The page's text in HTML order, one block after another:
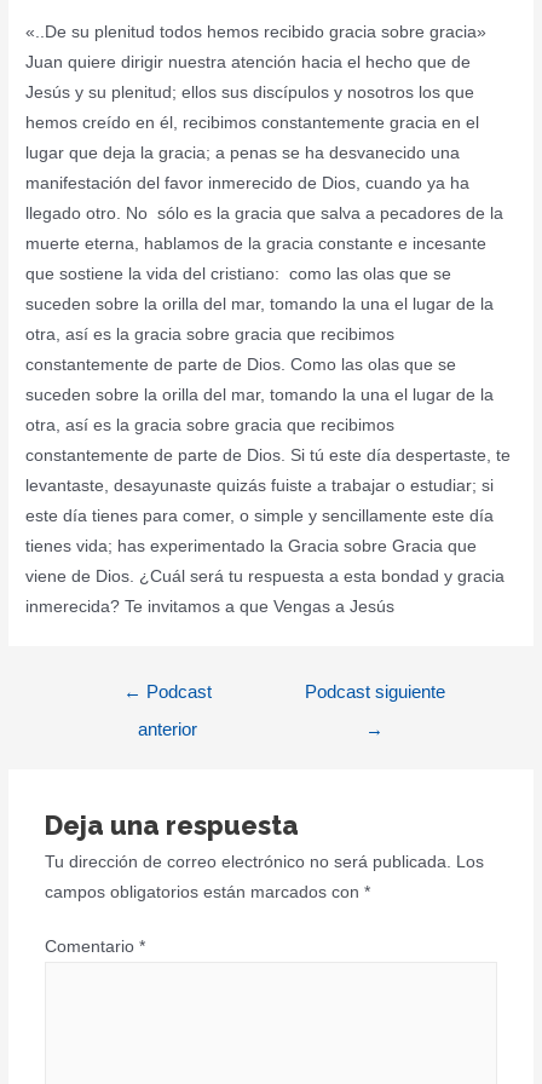
EMBED
«..De su plenitud todos hemos recibido gracia sobre gracia»
Juan quiere dirigir nuestra atención hacia el hecho que de
Jesús y su plenitud; ellos sus discípulos y nosotros los que
hemos creído en él, recibimos constantemente gracia en el
lugar que deja la gracia; a penas se ha desvanecido una
manifestación del favor inmerecido de Dios, cuando ya ha
llegado otro. No sólo es la gracia que salva a pecadores de la
muerte eterna, hablamos de la gracia constante e incesante
que sostiene la vida del cristiano: como las olas que se
suceden sobre la orilla del mar, tomando la una el lugar de la
otra, así es la gracia sobre gracia que recibimos
constantemente de parte de Dios. Como las olas que se
suceden sobre la orilla del mar, tomando la una el lugar de la
otra, así es la gracia sobre gracia que recibimos
constantemente de parte de Dios. Si tú este día despertaste, te
levantaste, desayunaste quizás fuiste a trabajar o estudiar; si
este día tienes para comer, o simple y sencillamente este día
tienes vida; has experimentado la Gracia sobre Gracia que
viene de Dios. ¿Cuál será tu respuesta a esta bondad y gracia
inmerecida? Te invitamos a que Vengas a Jesús
Navegación
← Podcast
anterior
Podcast siguiente
→
Deja una respuesta
Tu dirección de correo electrónico no será publicada.
Los
campos obligatorios están marcados con *
Comentario *